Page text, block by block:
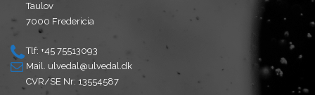
Taulov
7000 Fredericia
Tlf: +45 75513093
Mail. ulvedal@ulvedal.dk
CVR/SE Nr: 13554587